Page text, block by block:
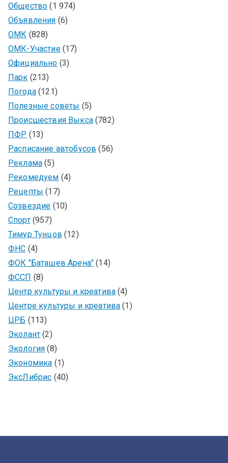
Общество (1 974)
Объявления (6)
ОМК (828)
ОМК-Участие(17)
Официально (3)
Парк (213)
Погода(121)
Полезные советы (5)
Происшествия Выкса(782)
ПФР (13)
Расписание автобусов (56)
Реклама (5)
Рекомедуем (4)
Рецепты (17)
Созвездие (10)
Спорт(957)
Тимур Тунцов (12)
ФНС (4)
ФОК "Баташев Арена" (14)
ФССП (8)
Центр культуры и креатива (4)
Центре культуры и креатива (1)
ЦРБ (113)
Эколант (2)
Экология (8)
Экономика (1)
ЭксЛибрис (40)